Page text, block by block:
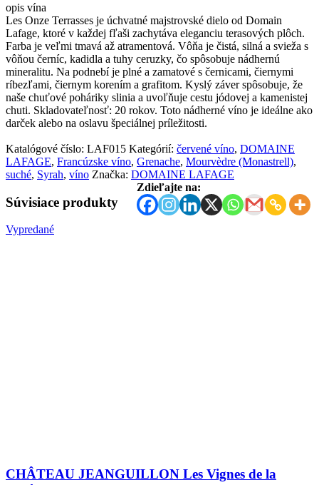
opis vína
Les Onze Terrasses je úchvatné majstrovské dielo od Domain
Lafage, ktoré v každej fľaši zachytáva eleganciu terasových plôch.
Farba je veľmi tmavá až atramentová. Vôňa je čistá, silná a svieža s
vôňou černíc, kadidla a tuhy ceruzky, čo spôsobuje nádhernú
mineralitu. Na podnebí je plné a zamatové s černicami, čiernymi
ríbezľami, čiernym korením a grafitom. Kyslý záver spôsobuje, že
naše chuťové poháriky slinia a uvoľňuje cestu jódovej a kamenistej
chuti. Skladovateľnosť: 20 rokov. Toto nádherné víno je ideálne ako
darček alebo na oslavu špeciálnej príležitosti.
Katalógové číslo: LAF015 Kategórií: červené víno, DOMAINE
LAFAGE, Francúzske víno, Grenache, Mourvèdre (Monastrell),
suché, Syrah, víno Značka: DOMAINE LAFAGE
Zdieľajte na:
Súvisiace produkty
Vypredané
CHÂTEAU JEANGUILLON Les Vignes de la